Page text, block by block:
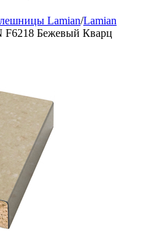
Lamian/Lamian
Бежевый Кварц